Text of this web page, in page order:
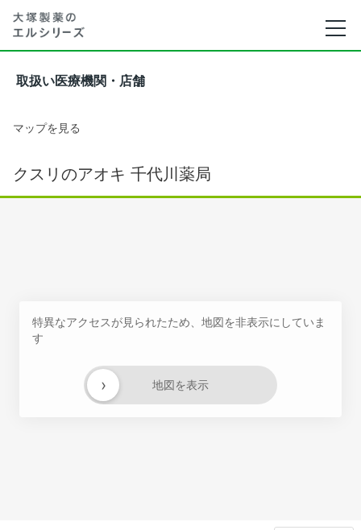
取扱い医療機関・店舗
マップを見る
クスリのアオキ 千代川薬局
特異なアクセスが見られたため、地図を非表示にしていま
す
地図を表示
›